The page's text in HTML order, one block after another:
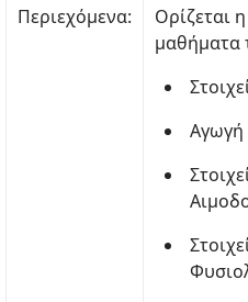
Περιεχόμενα:
Ορίζεται
μαθήματα
Αγωγή